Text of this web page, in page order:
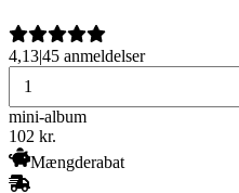
4,13|45 anmeldelser
mini-album
102 kr.
Mængderabat